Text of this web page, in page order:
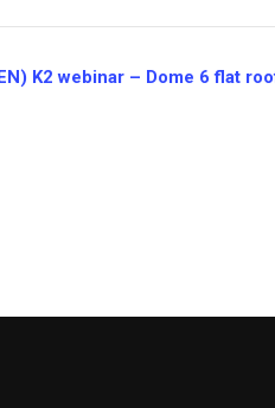
K2 webinar – Dome 6 flat